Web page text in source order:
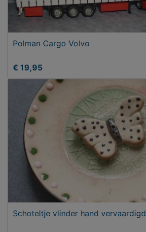
Polman Cargo Volvo
€ 19,95
Schoteltje vlinder hand vervaardigd